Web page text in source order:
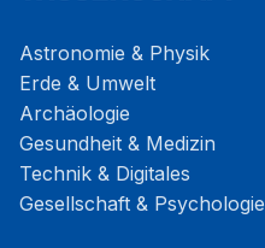
Astronomie & Physik
Erde & Umwelt
Archäologie
Gesundheit & Medizin
Technik & Digitales
Gesellschaft & Psychologie